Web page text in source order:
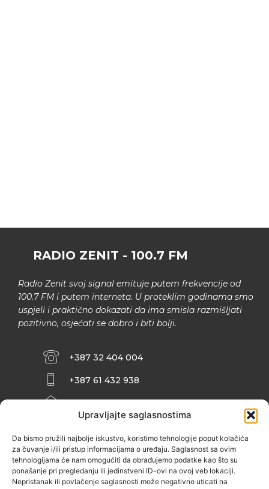
Upravljajte saglasnostima
Da bismo pružili najbolje iskustvo, koristimo tehnologije poput kolačića
za čuvanje i/ili pristup informacijama o uređaju. Saglasnost sa ovim
tehnologijama će nam omogućiti da obrađujemo podatke kao što su
ponašanje pri pregledanju ili jedinstveni ID-ovi na ovoj veb lokaciji.
Nepristanak ili povlačenje saglasnosti može negativno uticati na
RADIO ZENIT - 100.7 FM
Radio Zenit svoj signal emituje putem frekvencije od
100.7 FM i putem interneta. U proteklim godinama smo
uspjeli i praktično dokazati da ima smisla razmišljati
pozitivno, osjećati se dobro i biti bolji.
+387 32 404 004
+387 61 432 938
INFO@ZENIT.BA
ZENIČANKA, 3. SPRAT), 72000 ZENICA